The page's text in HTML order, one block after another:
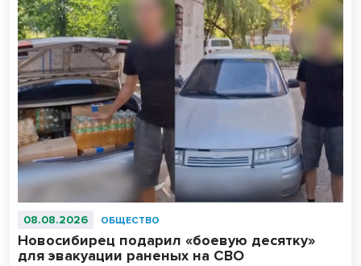
08.08.2026 ОБЩЕСТВО
Новосибирец подарил «боевую десятку»
для эвакуации раненых на СВО